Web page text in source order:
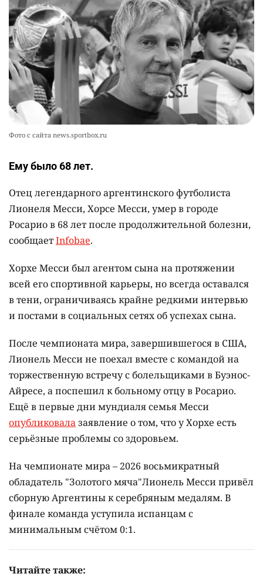
2403 0 13
10
💬 Прокуроры подали в суд ходатайство о
смягчении наказания для журналистки
Александры Алёховой
0 29
Фото с сайта news.sportbox.ru
Ему было 68 лет.
Отец легендарного аргентинского футболиста
Лионеля Месси, Хорсе Месси, умер в городе
Росарио в 68 лет после продолжительной болезни,
сообщаетInfobae.
Хорхе Месси был агентом сына на протяжении
всей его спортивной карьеры, но всегда оставался
в тени, ограничиваясь крайне редкими интервью
и постами в социальных сетях об успехах сына.
После чемпионата мира, завершившегося в США,
Лионель Месси не поехал вместе с командой на
торжественную встречу с болельщиками в Буэнос-
Айресе, а поспешил к больному отцу в Росарио.
Ещё в первые дни мундиаля семья Месси
опубликовалазаявление о том, что у Хорхе есть
серьёзные проблемы со здоровьем.
На чемпионате мира – 2026 восьмикратный
обладатель "Золотого мяча"Лионель Месси привёл
сборную Аргентины к серебряным медалям. В
финале команда уступила испанцам с
минимальным счётом 0:1.
Читайте также: